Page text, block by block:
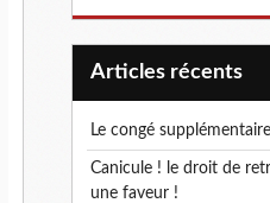
articles récents
le congé
canicule ! le droit de retrait : un droit, pas
une faveur !